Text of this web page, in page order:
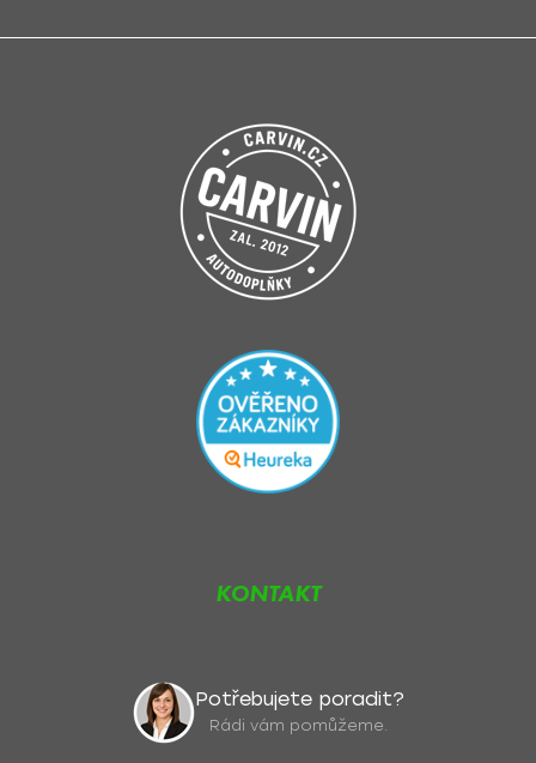
KONTAKT
Potřebujete poradit?
Rádi vám pomůžeme.